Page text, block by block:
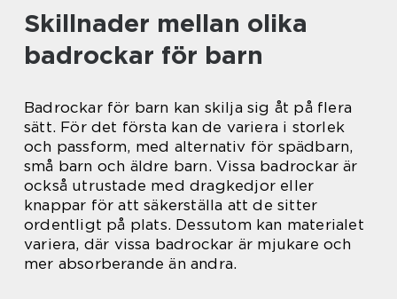
Skillnader mellan olika
badrockar för barn
Badrockar för barn kan skilja sig åt på flera
sätt. För det första kan de variera i storlek
och passform, med alternativ för spädbarn,
små barn och äldre barn. Vissa badrockar är
också utrustade med dragkedjor eller
knappar för att säkerställa att de sitter
ordentligt på plats. Dessutom kan materialet
variera, där vissa badrockar är mjukare och
mer absorberande än andra.